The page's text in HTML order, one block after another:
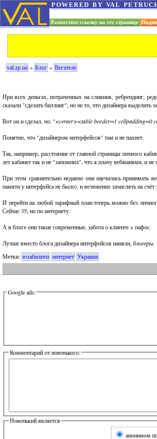
powered by val
Разместите ссылку на эту страницу
val.zp.ua » Блог » Вегателе
При всех деньгах, потраченных на слияния, ребрендинг,
сказали "сделать биллинг", но не то, что дизайнера выделить
Вот он и сделал, чо: "<center><table border=1 cellpadding=0
Понятно, что "дизайнером интерфейсов" там и не пахнет.
Так, например, расстояние от главной страницы личного
лет кабинет так и не "запомнил", что я плачу вебманями, и
При этом сравнительно недавно они научились принимать
памяти у интерфейса не было), и мгновенно зачислять на счёт
И перейти на любой тарифный план теперь можно без
Сейчас 35, но по интернету.
А в блоге они такие современные, забота о клиенте + пафос.
Лучше вместо блога дизайнера интерфейсов наняли, блогеры.
Метки: юзабилити интернет Украина
Google ads:
Комментарий от новенького:
Новенький является
анонимом